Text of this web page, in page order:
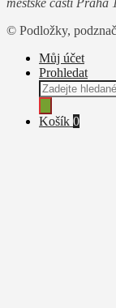
městské části Praha
© Podložky,
Můj účet
Prohledat
Products
search
Košík 0